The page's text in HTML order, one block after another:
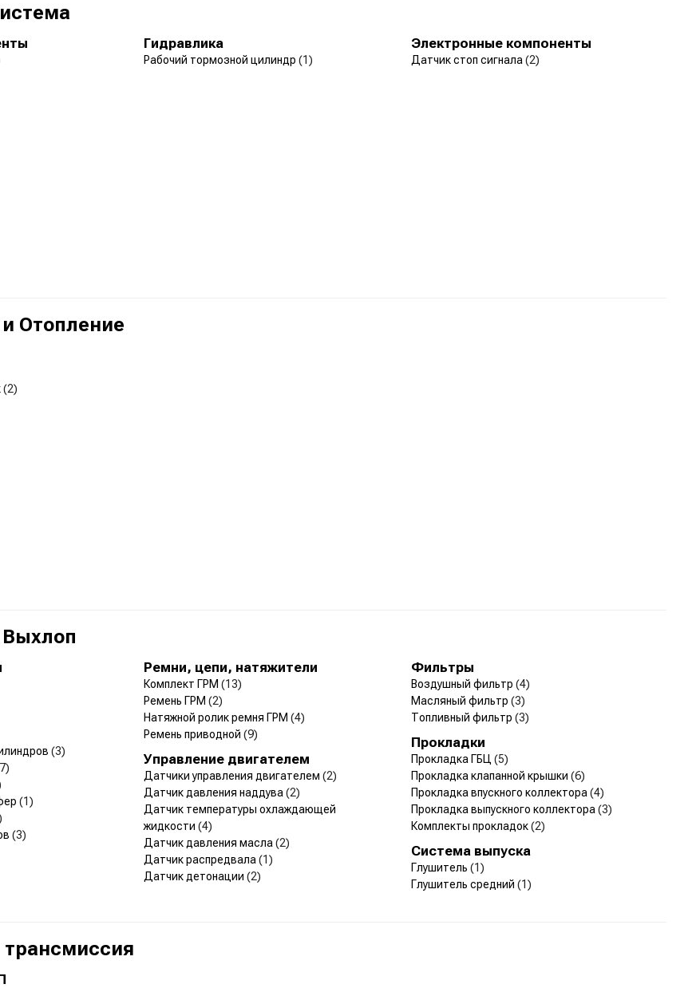
Гидравлика
Рабочий тормозной цилиндр (1)
Электронные компоненты
Датчик стоп сигнала (2)
Отопление
(2)
(3)
(1)
(3)
Ремни, цепи, натяжители
Комплект ГРМ (13)
Ремень ГРМ (2)
Натяжной ролик ремня ГРМ (4)
Ремень приводной (9)
Фильтры
Воздушный фильтр (4)
Масляный фильтр (3)
Топливный фильтр (3)
Прокладки
Прокладка ГБЦ (5)
Прокладка клапанной крышки (6)
Прокладка впускного коллектора (4)
Прокладка выпускного коллектора (3)
Комплекты прокладок(2)
Управление двигателем
Датчики управления двигателем (2)
Датчик давления наддува (2)
Датчик температуры охлаждающей
жидкости (4)
Датчик давления масла (2)
Датчик распредвала (1)
Датчик детонации (2)
Система выпуска
Глушитель (1)
Глушитель средний (1)